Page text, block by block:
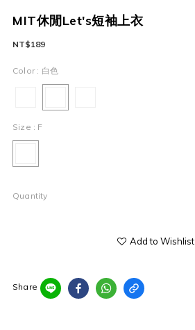
MIT休閒Let's短袖上衣
NT$189
Color : 白色
Size : F
Quantity
Add to Wishlist
Share